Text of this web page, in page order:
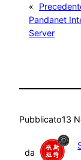
«
Pandanet
Server
Pubblicato13
da